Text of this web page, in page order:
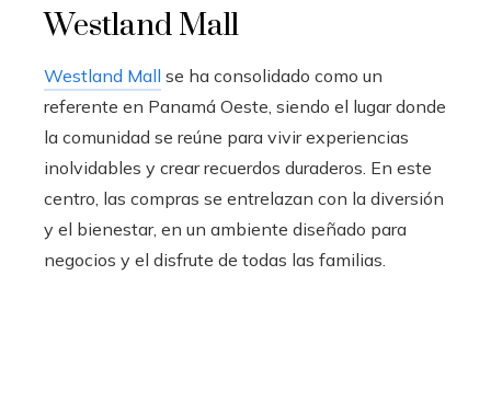
Westland Mall
Westland Mall se ha consolidado como un
referente en Panamá Oeste, siendo el lugar donde
la comunidad se reúne para vivir experiencias
inolvidables y crear recuerdos duraderos. En este
centro, las compras se entrelazan con la diversión
y el bienestar, en un ambiente diseñado para
negocios y el disfrute de todas las familias.